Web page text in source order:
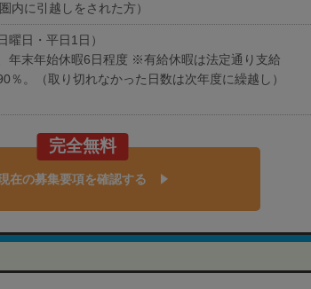
内に引越しをされた方）
曜日・平日1日）
年末年始休暇6日程度 ※有給休暇は法定通り支給
。（取り切れなかった日数は次年度に繰越し）
完全無料
在の募集要項を確認する